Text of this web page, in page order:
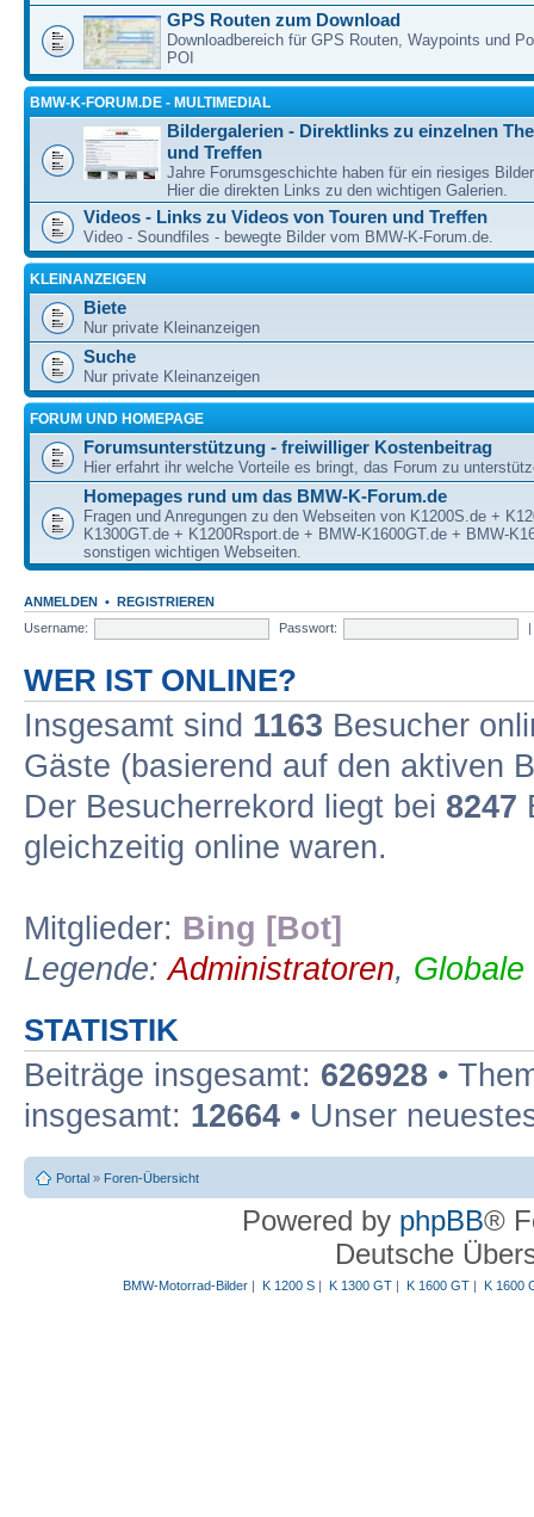
GPS Routen zum Download
Downloadbereich für GPS Routen, Waypoints und
POI
BMW-K-FORUM.DE - MULTIMEDIAL
Bildergalerien - Direktlinks zu einzelnen
und Treffen
Jahre Forumsgeschichte haben für ein riesiges
Hier die direkten Links zu den wichtigen Galerien.
Videos - Links zu Videos von Touren und Treffen
Video - Soundfiles - bewegte Bilder vom BMW-K-Forum.de.
KLEINANZEIGEN
Biete
Nur private Kleinanzeigen
Suche
Nur private Kleinanzeigen
FORUM UND HOMEPAGE
Forumsunterstützung - freiwilliger Kostenbeitrag
Hier erfahrt ihr welche Vorteile es bringt, das Forum zu
Homepages rund um das BMW-K-Forum.de
Fragen und Anregungen zu den Webseiten von K1200S.de +
K1300GT.de + K1200Rsport.de + BMW-K1600GT.de + BMW-
sonstigen wichtigen Webseiten.
ANMELDEN • REGISTRIEREN
Username:
Passwort: |
WER IST ONLINE?
Insgesamt sind 1163 Besucher
Gäste (basierend auf den aktiven
Der Besucherrekord liegt bei 8247
gleichzeitig online waren.
Mitglieder: Bing [Bot]
Legende:Administratoren,
STATISTIK
Beiträge insgesamt: 626928 •
insgesamt: 12664 • Unser
Portal » Foren-Übersicht
Powered by phpBB®
Deutsche
BMW-Motorrad-Bilder| K 1200 S| K 1300 GT| K 1600 GT| K 1600